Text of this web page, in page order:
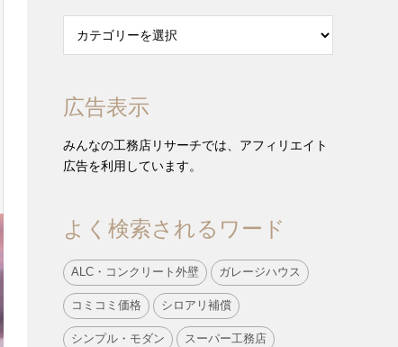
広告表示
みんなの工務店リサーチでは、アフィリエイト
広告を利用しています。
よく検索されるワード
ALC・コンクリート外壁 ガレージハウス
コミコミ価格 シロアリ補償
シンプル・モダン スーパー工務店